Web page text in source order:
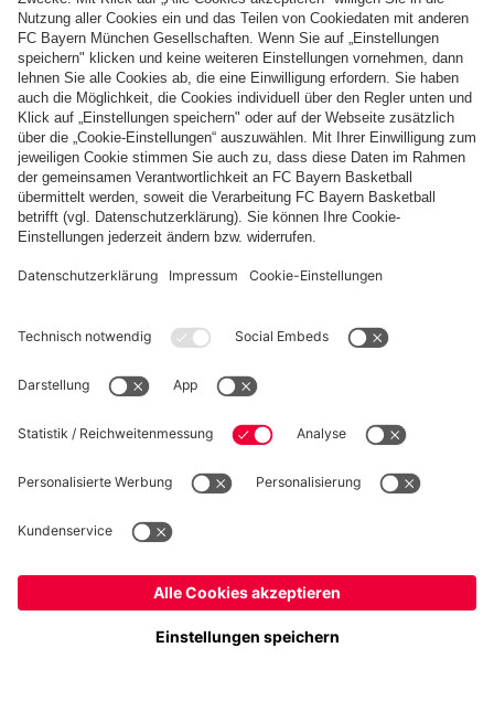
Zahlung & Lieferung
FC Bayern Store App
WIDERRUF
Datenschutz
Cookie Details
Preise inklusive MwSt. und zzgl. Versandkosten
© FC Bayern München AG
FC Bayern München AG, Säbener Str. 51-57, 81547 München
Ja,Österreich, um dorthin zu liefern!
Weltweit, um dorthin zu liefern!